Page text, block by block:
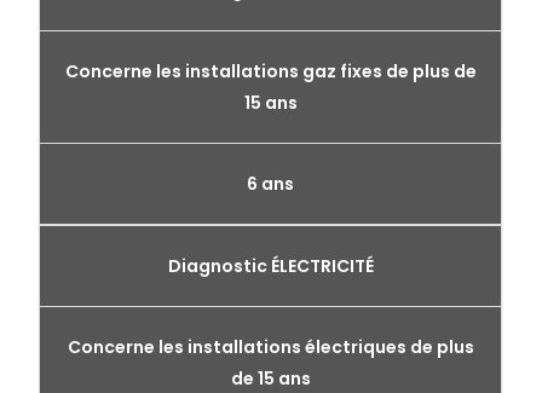
Concerne les installations gaz fixes de plus de
15 ans
6 ans
Diagnostic ÉLECTRICITÉ
Concerne les installations électriques de plus
de 15 ans